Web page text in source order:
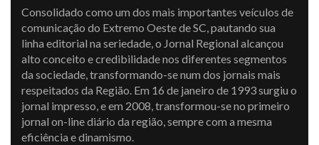
Consolidado como um dos mais importantes veículos de
comunicação do Extremo Oeste de SC, pautando sua
linha editorial na seriedade, o Jornal Regional alcançou
alto conceito e credibilidade nos diferentes segmentos
da sociedade, transformando-se num dos jornais mais
respeitados da Região. Em 16 de janeiro de 1993 surgiu o
jornal impresso, e em 2008, transformou-se no primeiro
jornal on-line diário da região, sempre com a mesma
eficiência e dinamismo.